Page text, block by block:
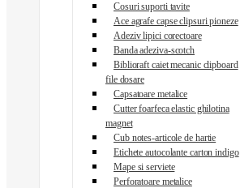
Cosuri suporti tavite
Ace agrafe capse clipsuri pioneze
Adeziv lipici corectoare
Banda adeziva-scotch
Biblioraft caiet mecanic clipboard
file dosare
Capsatoare metalice
Cutter foarfeca elastic ghilotina
magnet
Cub notes-articole de hartie
Etichete autocolante carton indigo
Mape si serviete
Perforatoare metalice